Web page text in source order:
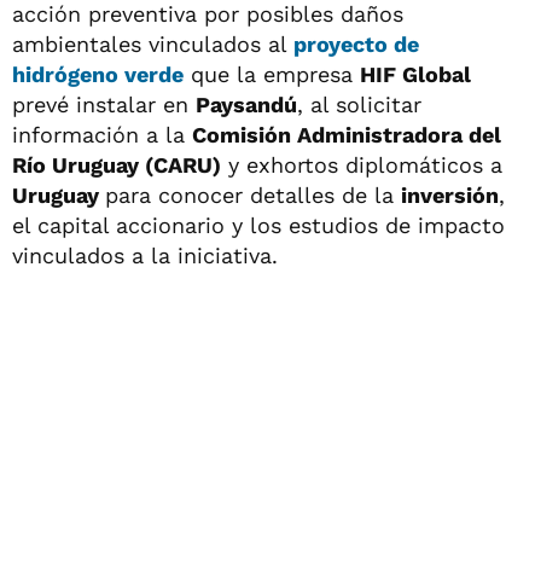
acción preventiva por posibles daños
ambientales vinculados al proyecto de
hidrógeno verde que la empresa HIF Global
prevé instalar en Paysandú, al solicitar
información a la Comisión Administradora del
Río Uruguay (CARU) y exhortos diplomáticos a
Uruguay para conocer detalles de la inversión,
el capital accionario y los estudios de impacto
vinculados a la iniciativa.